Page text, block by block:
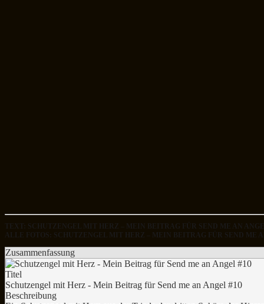
TEXT: SCHUTZENGEL MIT HERZ – MEIN BEITRAG FÜR SEND ME AN
ALLE FOTOS: SCHUTZENGEL MIT HERZ – MEIN BEITRAG FÜR SEND ME
Zusammenfassung
Titel
Schutzengel mit Herz - Mein Beitrag für Send me an Angel #10
Beschreibung